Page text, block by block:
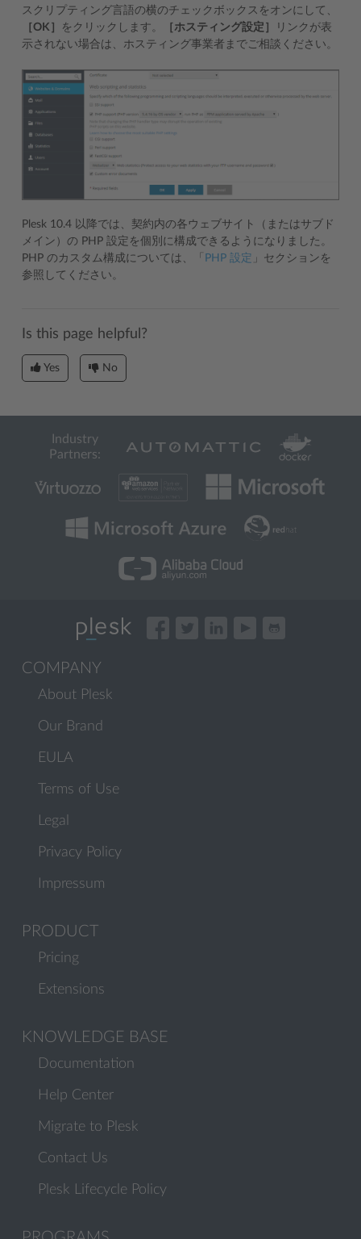
スクリプティング言語の横のチェックボックスをオンにして、
［OK］
をクリックします。 ［ホスティング設定］
リンクが表
示されない場合は、ホスティング事業者までご相談ください。
Plesk 10.4 以降では、契約内の各ウェブサイト（またはサブド
メイン）の PHP 設定を個別に構成できるようになりました。
PHP のカスタム構成については、「 PHP 設定 」セクションを
参照してください。
Is this page helpful?
Yes No
Industry
Partners:
COMPANY
About Plesk
Our Brand
EULA
Terms of Use
Legal
Privacy Policy
Impressum
PRODUCT
Pricing
Extensions
KNOWLEDGE BASE
Documentation
Help Center
Migrate to Plesk
Contact Us
Plesk Lifecycle Policy